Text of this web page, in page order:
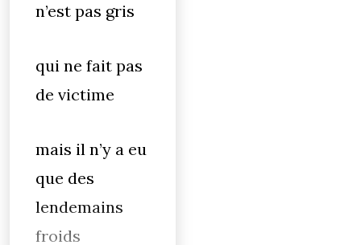
n’est pas gris
qui ne fait pas
de victime
mais il n’y a eu
que des
lendemains
froids